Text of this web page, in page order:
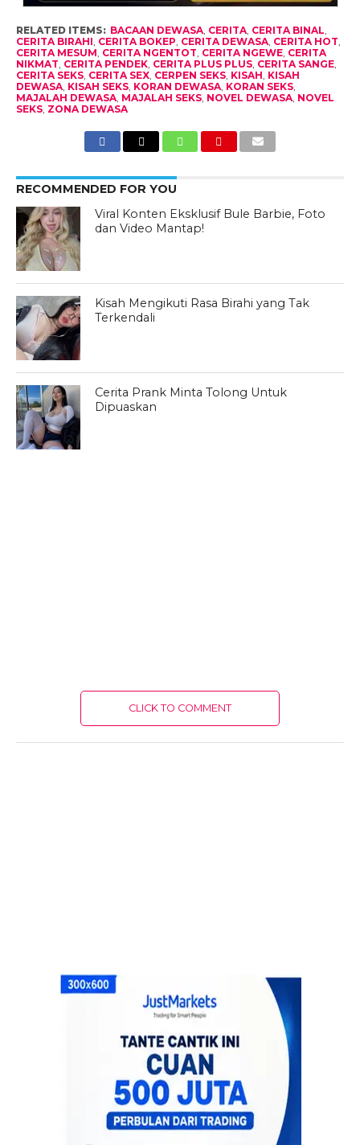
RELATED ITEMS: BACAAN DEWASA, CERITA, CERITA BINAL
CERITA BIRAHI CERITA BOKEP CERITA DEWASA, CERITA HOT
CERITA MESUM CERITA NGENTOT CERITA NGEWE, CERITA
NIKMAT CERITA PENDEK, CERITA PLUS PLUS, CERITA SANGE,
CERITA SEKS, CERITA SEX, CERPEN SEKS, KISAH KISAH
DEWASA, KISAH SEKS, KORAN DEWASA, KORAN SEKS,
MAJALAH DEWASA, MAJALAH SEKS, NOVEL DEWASA, NOVEL
SEKS, ZONA DEWASA
RECOMMENDED FOR YOU
Viral Konten Eksklusif Bule Barbie, Foto
dan Video Mantap!
Kisah Mengikuti Rasa Birahi yang Tak
Terkendali
Cerita Prank Minta Tolong Untuk
Dipuaskan
CLICK TO COMMENT